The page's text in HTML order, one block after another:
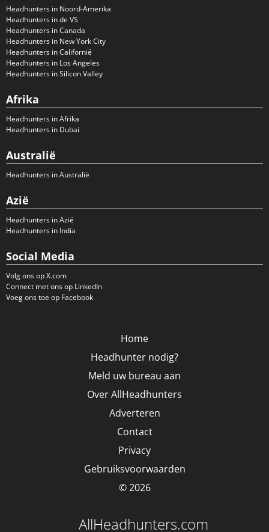
Headhunters in Noord-Amerika
Headhunters in de VS
Headhunters in Canada
Headhunters in New York City
Headhunters in Californië
Headhunters in Los Angeles
Headhunters in Silicon Valley
Afrika
Headhunters in Afrika
Headhunters in Dubai
Australië
Headhunters in Australië
Azië
Headhunters in Azië
Headhunters in India
Social Media
Volg ons op X.com
Connect met ons op LinkedIn
Voeg ons toe op Facebook
Home
Headhunter nodig?
Meld uw bureau aan
Over AllHeadhunters
Adverteren
Contact
Privacy
Gebruiksvoorwaarden
© 2026
AllHeadhunters.com